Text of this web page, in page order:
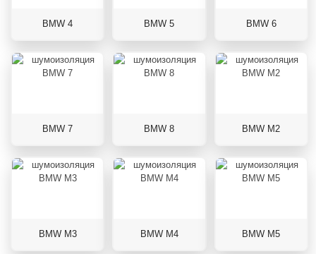
BMW 4 BMW 5 BMW 6
BMW 7 BMW 8 BMW M2
BMW M3 BMW M4 BMW M5